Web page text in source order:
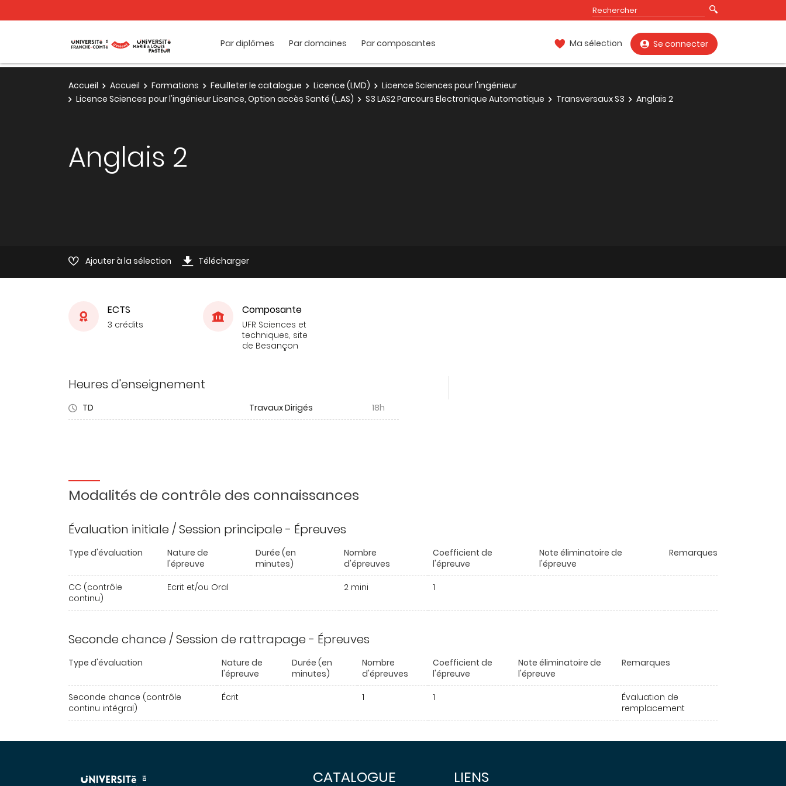
Par diplômes Par domaines Par composantes Ma sélection Se connecter
Accueil Accueil Formations Feuilleter le catalogue Licence (LMD)
Licence Sciences pour l'ingénieur
Licence Sciences pour l'ingénieur Licence, Option accès Santé (L.AS)
S3 LAS2 Parcours Electronique Automatique Transversaux S3 Anglais 2
Anglais 2
Ajouter à la sélection Télécharger
ECTS
3 crédits
Composante
UFR Sciences et
techniques, site
de Besançon
Heures d'enseignement
TD Travaux Dirigés 18h
Modalités de contrôle des connaissances
Évaluation initiale / Session principale - Épreuves
Type d'évaluation
Nature de
l'épreuve
Durée (en
minutes)
Nombre
d'épreuves
Coefficient de
l'épreuve
Note éliminatoire de
l'épreuve
Remarques
CC (contrôle
continu)
Ecrit et/ou Oral 2 mini 1
Seconde chance / Session de rattrapage - Épreuves
Type d'évaluation
Nature de
l'épreuve
Durée (en
minutes)
Nombre
d'épreuves
Coefficient de
l'épreuve
Note éliminatoire de
l'épreuve
Remarques
Seconde chance (contrôle
continu intégral)
Écrit 1 1
Évaluation de
remplacement
CATALOGUE LIENS